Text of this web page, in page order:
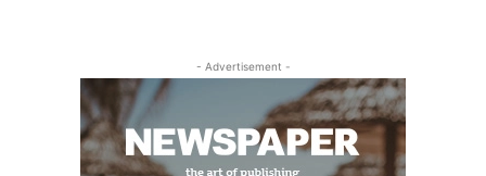
- Advertisement -